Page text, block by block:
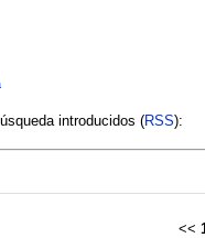
introducidos (RSS):
<<